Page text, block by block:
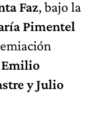
Faz, bajo la
Pimentel
Emilio
y Julio